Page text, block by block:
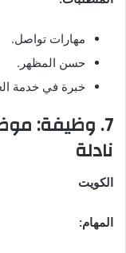
مهارات تواصل.
حسن المظهر.
خبرة في خدمة
7. وظيفة:
نادلة
الكويت
المهام: